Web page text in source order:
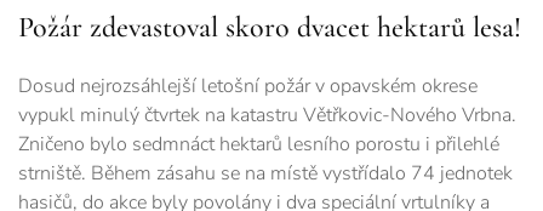
Požár zdevastoval skoro dvacet hektarů lesa!
Dosud nejrozsáhlejší letošní požár v opavském okrese
vypukl minulý čtvrtek na katastru Větřkovic-Nového Vrbna.
Zničeno bylo sedmnáct hektarů lesního porostu i přilehlé
strniště. Během zásahu se na místě vystřídalo 74 jednotek
hasičů, do akce byly povolány i dva speciální vrtulníky a